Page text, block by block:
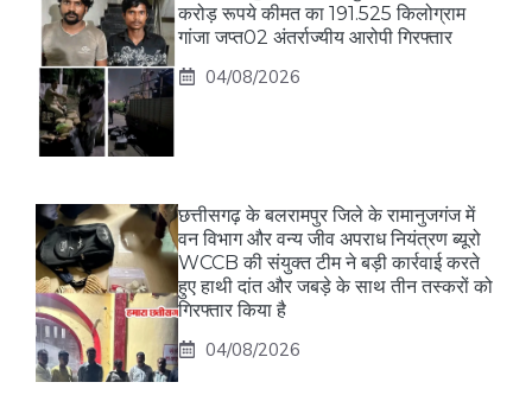
करोड़ रूपये कीमत का 191.525 किलोग्राम
गांजा जप्त02 अंतर्राज्यीय आरोपी गिरफ्तार
04/08/2026
छत्तीसगढ़ के बलरामपुर जिले के रामानुजगंज में
वन विभाग और वन्य जीव अपराध नियंत्रण ब्यूरो
WCCB की संयुक्त टीम ने बड़ी कार्रवाई करते
हुए हाथी दांत और जबड़े के साथ तीन तस्करों को
गिरफ्तार किया है
04/08/2026